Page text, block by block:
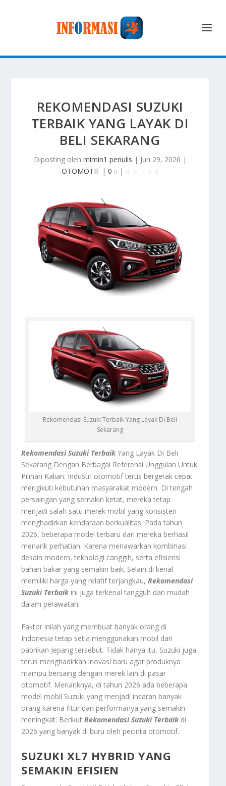
REKOMENDASI SUZUKI
TERBAIK YANG LAYAK DI
BELI SEKARANG
Diposting oleh mimin1 penulis | Jun 29, 2026 |
OTOMOTIF| 0 |
Rekomendasi Suzuki Terbaik Yang Layak Di Beli
Sekarang
Rekomendasi Suzuki TerbaikYang Layak Di Beli
Sekarang Dengan Berbagai Referensi Unggulan Untuk
Pilihan Kalian. Industri otomotif terus bergerak cepat
mengikuti kebutuhan masyarakat modern. Di tengah
persaingan yang semakin ketat, mereka tetap
menjadi salah satu merek mobil yang konsisten
menghadirkan kendaraan berkualitas. Pada tahun
2026, beberapa model terbaru dari mereka berhasil
menarik perhatian. Karena menawarkan kombinasi
desain modern, teknologi canggih, serta efisiensi
bahan bakar yang semakin baik. Selain di kenal
memiliki harga yang relatif terjangkau,Rekomendasi
Suzuki Terbaikini juga terkenal tangguh dan mudah
dalam perawatan.
Faktor inilah yang membuat banyak orang di
Indonesia tetap setia menggunakan mobil dari
pabrikan Jepang tersebut. Tidak hanya itu, Suzuki juga
terus menghadirkan inovasi baru agar produknya
mampu bersaing dengan merek lain di pasar
otomotif. Menariknya, di tahun 2026 ada beberapa
model mobil Suzuki yang menjadi incaran banyak
orang karena fitur dan performanya yang semakin
meningkat. BerikutRekomendasi Suzuki Terbaikdi
2026 yang banyak di buru oleh pecinta otomotif.
SUZUKI XL7 HYBRID YANG
SEMAKIN EFISIEN